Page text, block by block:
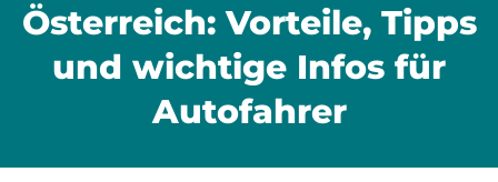
Österreich: Vorteile, Tipps
und wichtige Infos für
Autofahrer